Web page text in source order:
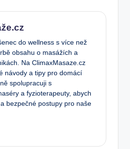
do wellness s více než
obsahu o masážích a
Na ClimaxMasaze.cz
návody a tipy pro domácí
spolupracuji s
a fyzioterapeuty, abych
bezpečné postupy pro naše